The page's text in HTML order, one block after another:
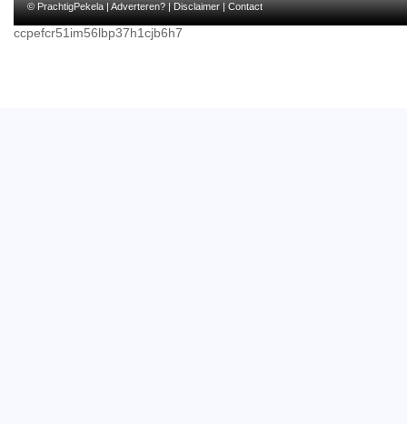
© PrachtigPekela |Adverteren?|Disclaimer|Contact
ccpefcr51im56lbp37h1cjb6h7